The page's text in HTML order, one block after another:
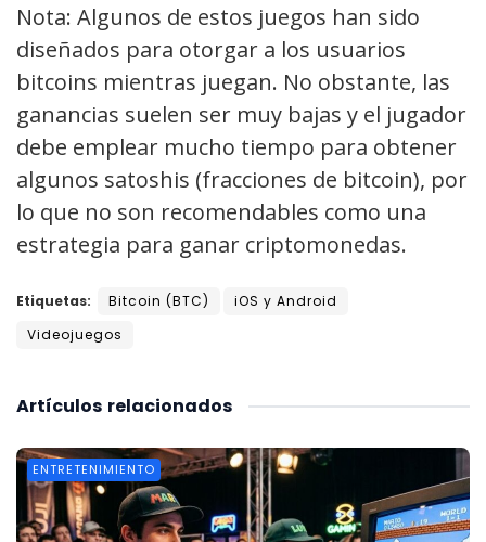
Nota: Algunos de estos juegos han sido
diseñados para otorgar a los usuarios
bitcoins mientras juegan. No obstante, las
ganancias suelen ser muy bajas y el jugador
debe emplear mucho tiempo para obtener
algunos satoshis (fracciones de bitcoin), por
lo que no son recomendables como una
estrategia para ganar criptomonedas.
Etiquetas: Bitcoin (BTC)
iOS y Android
Videojuegos
relacionados
Artículos
ENTRETENIMIENTO